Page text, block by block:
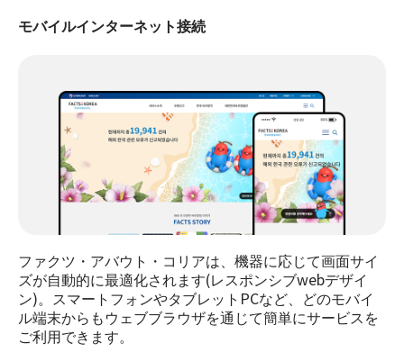
モバイルインターネット接続
ファクツ・アバウト・コリアは、機器に応じて画面サイ
ズが自動的に最適化されます(レスポンシブwebデザイ
ン)。スマートフォンやタブレットPCなど、どのモバイ
ル端末からもウェブブラウザを通じて簡単にサービスを
ご利用できます。